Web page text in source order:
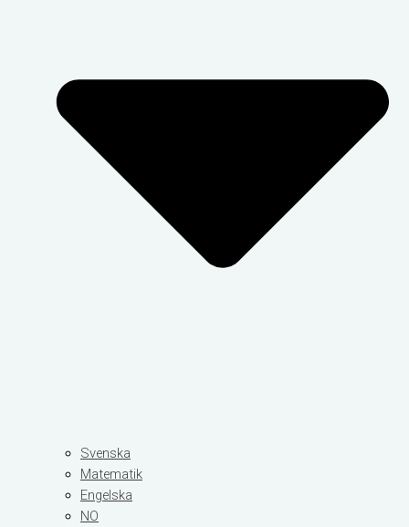
Svenska
Matematik
Engelska
NO